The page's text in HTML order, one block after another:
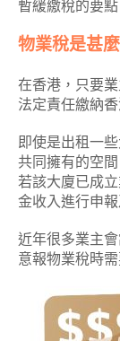
暫緩繳稅的要
物業稅是甚
在香港，只要
法定責任繳納
即使是出租一
共同擁有的空
若該大廈已成
金收入進行申報
近年很多業主
意報物業稅時